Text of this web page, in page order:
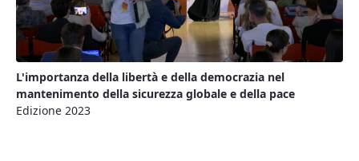
L'importanza della libertà e della democrazia nel
mantenimento della sicurezza globale e della pace
Edizione 2023